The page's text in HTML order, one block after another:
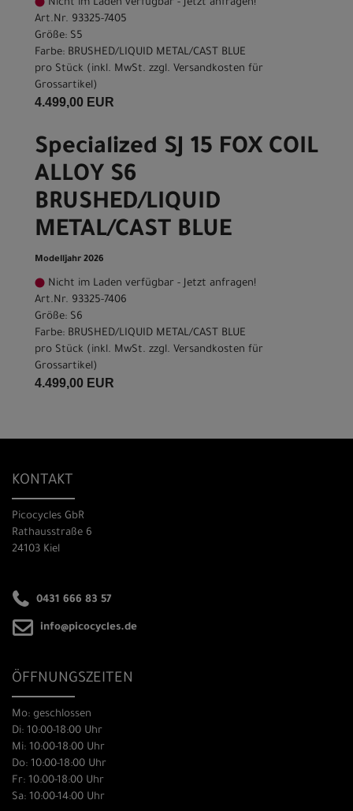
Nicht im Laden verfügbar - Jetzt anfragen!
Art.Nr. 93325-7405
Größe: S5
Farbe: BRUSHED/LIQUID METAL/CAST BLUE
pro Stück (inkl. MwSt. zzgl. Versandkosten für
Grossartikel)
4.499,00 EUR
Specialized SJ 15 FOX COIL
ALLOY S6
BRUSHED/LIQUID
METAL/CAST BLUE
Modelljahr 2026
Nicht im Laden verfügbar - Jetzt anfragen!
Art.Nr. 93325-7406
Größe: S6
Farbe: BRUSHED/LIQUID METAL/CAST BLUE
pro Stück (inkl. MwSt. zzgl. Versandkosten für
Grossartikel)
4.499,00 EUR
KONTAKT
Picocycles GbR
Rathausstraße 6
24103 Kiel
0431 666 83 57
info@picocycles.de
ÖFFNUNGSZEITEN
Mo: geschlossen
Di: 10:00-18:00 Uhr
Mi: 10:00-18:00 Uhr
Do: 10:00-18:00 Uhr
Fr: 10:00-18:00 Uhr
Sa: 10:00-14:00 Uhr